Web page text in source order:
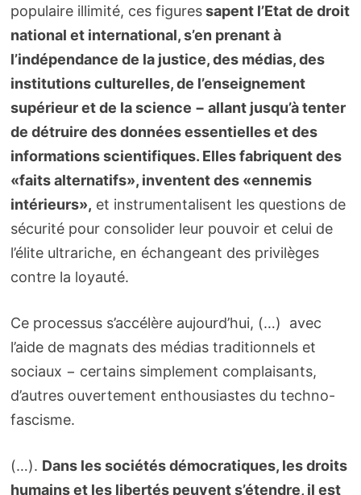
populaire illimité, ces figuressapent l’Etat de droit
national et international, s’en prenant à
l’indépendance de la justice, des médias, des
institutions culturelles, de l’enseignement
supérieur et de la science − allant jusqu’à tenter
de détruire des données essentielles et des
informations scientifiques. Elles fabriquent des
«faits alternatifs», inventent des «ennemis
intérieurs», et instrumentalisent les questions de
sécurité pour consolider leur pouvoir et celui de
l’élite ultrariche, en échangeant des privilèges
contre la loyauté.
Ce processus s’accélère aujourd’hui, (…) avec
l’aide de magnats des médias traditionnels et
sociaux − certains simplement complaisants,
d’autres ouvertement enthousiastes du techno-
fascisme.
(…). Dans les sociétés démocratiques, les droits
humains et les libertés peuvent s’étendre, il est